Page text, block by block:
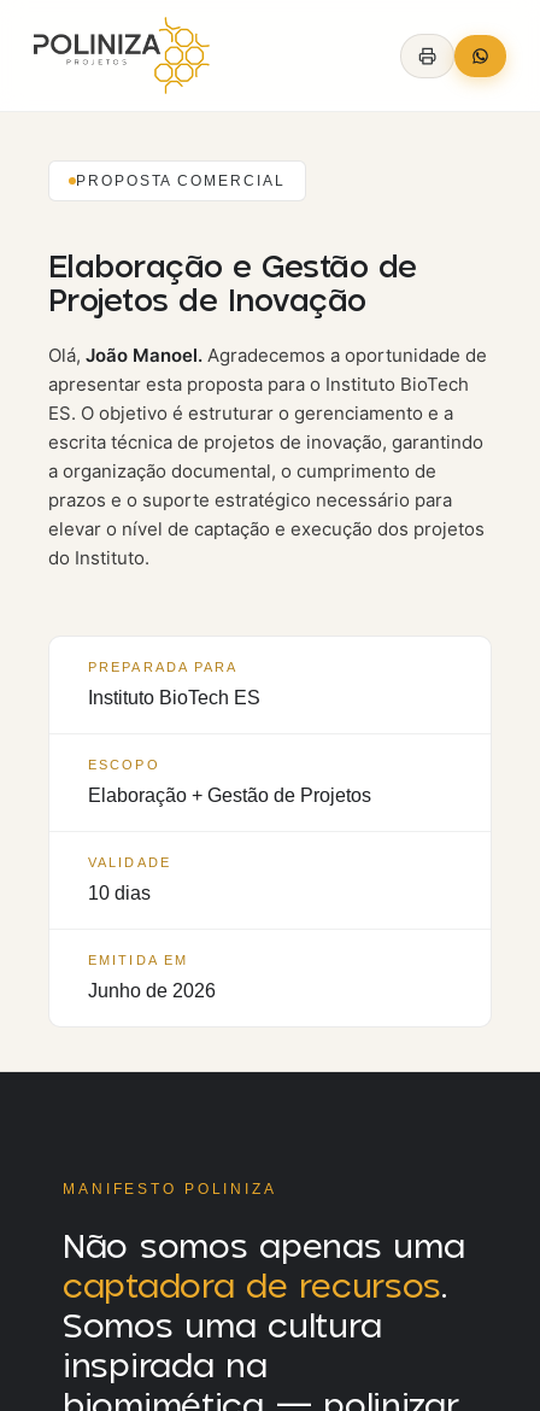
PROPOSTA COMERCIAL
Elaboração e Gestão de
Projetos de Inovação
Olá, João Manoel. Agradecemos a oportunidade de
apresentar esta proposta para o Instituto BioTech
ES. O objetivo é estruturar o gerenciamento e a
escrita técnica de projetos de inovação, garantindo
a organização documental, o cumprimento de
prazos e o suporte estratégico necessário para
elevar o nível de captação e execução dos projetos
do Instituto.
PREPARADA PARA
Instituto BioTech ES
ESCOPO
Elaboração + Gestão de Projetos
VALIDADE
10 dias
EMITIDA EM
Junho de 2026
MANIFESTO POLINIZA
Não somos apenas uma
captadora de recursos.
Somos uma cultura
inspirada na